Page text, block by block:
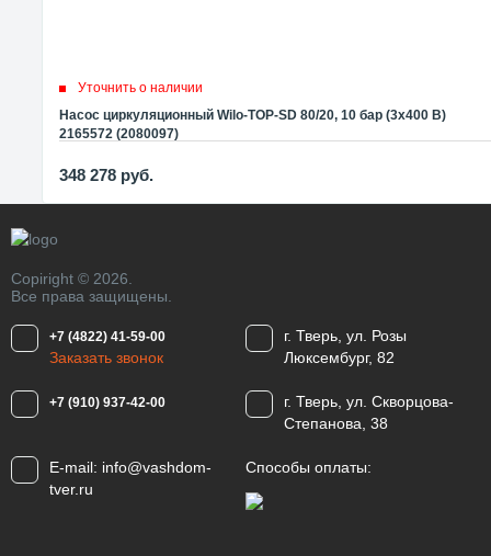
Уточнить о наличии
Насос циркуляционный Wilo-TOP-SD 80/20, 10 бар (3x400 В)
2165572 (2080097)
348 278 руб.
Copiright © 2026.
Все права защищены.
+7 (4822) 41-59-00
Заказать звонок
г. Тверь, ул. Розы
Люксембург, 82
+7 (910) 937-42-00
г. Тверь, ул. Скворцова-
Степанова, 38
E-mail: info@vashdom-
tver.ru
Способы оплаты: